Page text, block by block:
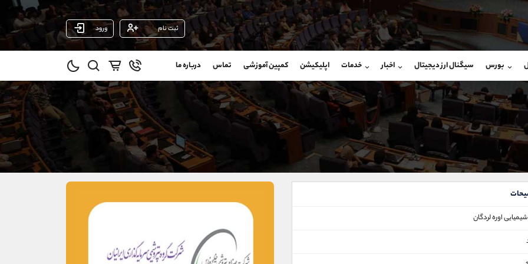
ثبت نام ورود
بورس سیگنال ارز دیجیتال اخبار خدمات اپلیکیشن کمپین آموزشی تماس درباره ما
اوره لردگان
شروع گفتگو
@Armteam_admin_por
107
شروع گفتگو
@Armteam_admin_104
داخلی 104
(محسن یزدی)
09304891085
واتساپ شروع گفتگو
تلگرام @Armteam_admin_103
021-22021030
90001030
@alireza.mehrabii
@alirezamehrabi_official